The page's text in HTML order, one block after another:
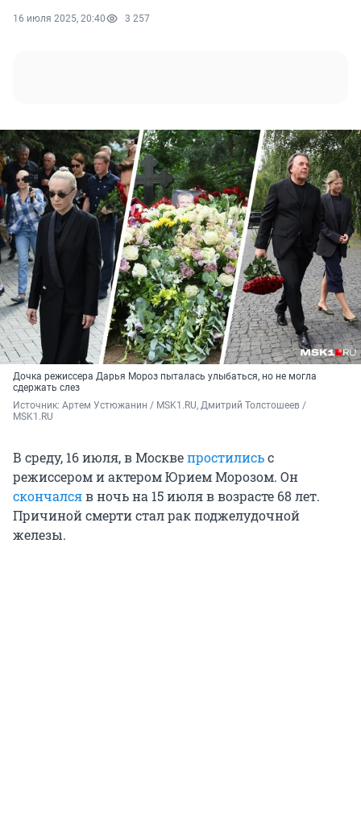
16 июля 2025, 20:40 3 257
Дочка режиссера Дарья Мороз пыталась улыбаться, но не могла
сдержать слез
Источник: Артем Устюжанин / MSK1.RU, Дмитрий Толстошеев /
MSK1.RU
В среду, 16 июля, в Москвепростилисьс
режиссером и актером Юрием Морозом. Он
скончалсяв ночь на 15 июля в возрасте 68 лет.
Причиной смерти стал рак поджелудочной
железы.